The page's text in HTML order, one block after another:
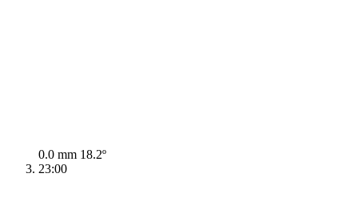
0.0 mm 18.2º
23:00